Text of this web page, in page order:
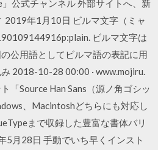
公式チャンネル 外部サイトへ、新
2019年1月10日 ビルマ文字（ミャ
ビルマ文字は
公用語としてビルマ語の表記に用
2018-10-28 00:00 · www.mojiru.
「Source Han Sans（源ノ角ゴシッ
、Macintoshどちらにも対応し
まで収録した豊富な書体バリ
5月28日 手動でいち早くインスト